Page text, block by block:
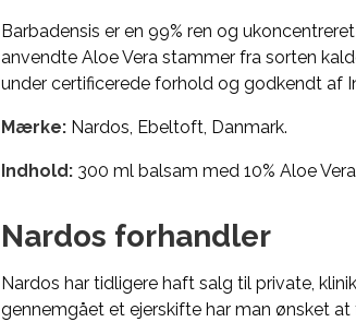
Barbadensis er en 99% ren og
anvendte Aloe Vera stammer fra sorten
under certificerede forhold og godkendt af
Mærke: Nardos, Ebeltoft, Danmark.
Indhold: 300 ml balsam med 10% Aloe
Nardos forhandler
Nardos har tidligere haft salg til private,
gennemgået et ejerskifte har man ønsket